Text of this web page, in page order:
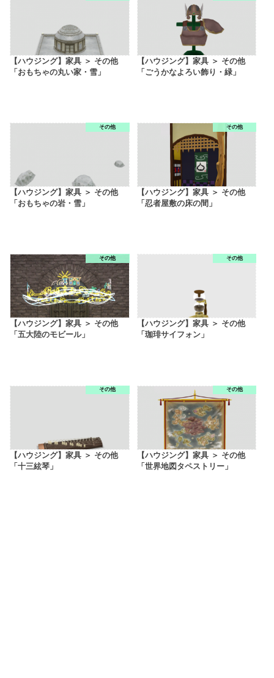
【ハウジング】家具 ＞ その他
「おもちゃの丸い家・雪」
【ハウジング】家具 ＞ その他
「ごうかなよろい飾り・緑」
その他
【ハウジング】家具 ＞ その他
「おもちゃの岩・雪」
その他
【ハウジング】家具 ＞ その他
「忍者屋敷の床の間」
その他
【ハウジング】家具 ＞ その他
「五大陸のモビール」
その他
【ハウジング】家具 ＞ その他
「珈琲サイフォン」
その他
【ハウジング】家具 ＞ その他
「十三絃琴」
その他
【ハウジング】家具 ＞ その他
「世界地図タペストリー」